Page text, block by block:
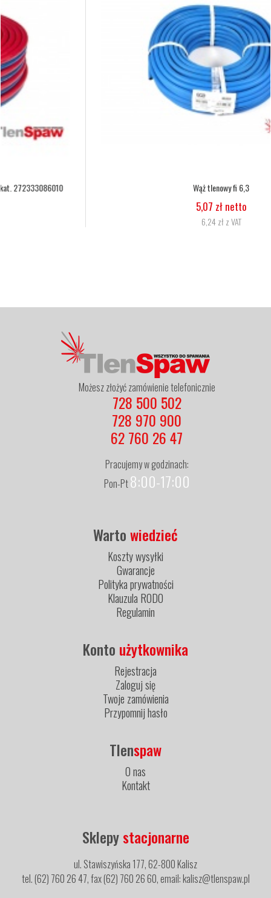
Możesz złożyć zamówienie telefonicznie
728 500 502
728 970 900
62 760 26 47
Pracujemy w godzinach:
Pon-Pt8:00-17:00
Wartowiedzieć
Koszty wysyłki
Gwarancje
Polityka prywatności
Klauzula RODO
Regulamin
Konto użytkownika
Rejestracja
Zaloguj się
Twoje zamówienia
Przypomnij hasło
Tlenspaw
O nas
Kontakt
Sklepystacjonarne
ul. Stawiszyńska 177, 62-800 Kalisz
tel. (62) 760 26 47, fax (62) 760 26 60, email: kalisz@tlenspaw.pl